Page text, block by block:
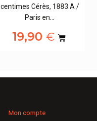
centimes Cérès, 1883 A /
Paris en…
19,90 €
Mon compte